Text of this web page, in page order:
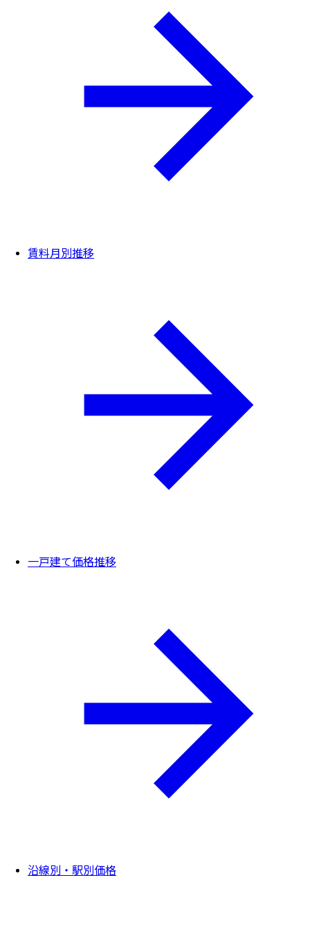
賃料月別推移
一戸建て価格推移
沿線別・駅別価格